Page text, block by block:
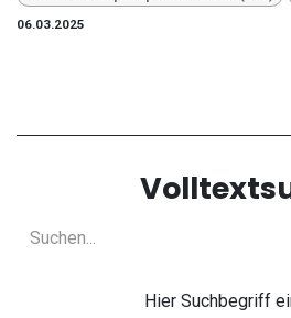
06.03.2025
Hier Suchbegriff